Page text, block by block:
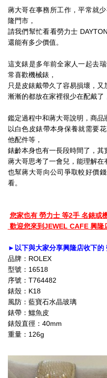
蔣大哥在事務所工作，平常就
隆門市，
請我們幫忙看看勞力士
還能有多少價值。
這支錶是多年前全家人一起去
常喜歡機械錶，
只是皮錶戴帶久了容易損壞，又
漸漸的都放在家裡很少在配戴了
鑑定過程中和蔣大哥說明，商品
以白色皮錶帶本身保養就需要
他配件等，
錶齡本身也有一長段時間了，其
蔣大哥思考了一會兒，能理解在
也幫蔣大哥向公司爭取較好價
看。
您家也有 勞力士 等2手 名錶或
歡迎您來到JEWEL CAFE 興隆
►以下與大家分享興隆店收下的
品牌：ROLEX
型號：16518
序號：T764482
錶殼：K18
風防：藍寶石水晶玻璃
錶帶：鱷魚皮
錶殼直徑：40mm
重量：126g